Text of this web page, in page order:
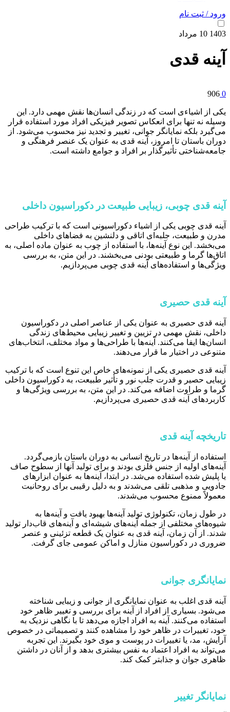
ورود / ثبت نام
1403
10 مرداد
آینه قدی
0
906
یکی از اشیاءی است که در زندگی انسان‌ها نقش مهمی دارد. این
وسیله نه تنها برای انعکاس تصویر فیزیکی افراد مورد استفاده قرار
می‌گیرد بلکه نمایانگر جوانی، تغییر و تجدید نیز محسوب می‌شود. از
دوران باستان تا امروز، آینه قدی به عنوان یک عنصر فرهنگی و
جامعه‌شناختی تأثیرگذار بر افراد و جوامع داشته است.
آینه قدی چوبی، زیبایی طبیعت در دکوراسیون داخلی
آینه قدی چوبی یکی از اشیاء دکوراسیونی است که با ترکیب طراحی
مدرن و طبیعت، جلبه‌ای اتاقی و دلنشین به فضاهای داخلی
می‌بخشد. این نوع آینه‌ها، با استفاده از چوب به عنوان ماده اصلی، به
اتاق‌ها گرما و طبیعتی بودنی می‌بخشند. در این متن، به بررسی
ویژگی‌ها و استفاده‌های آینه قدی چوبی می‌پردازیم.
آینه قدی حصیری
آینه‌ قدی حصیری به عنوان یکی از عناصر اصلی در دکوراسیون
داخلی، نقش مهمی در تزیین و تغییر زیبایی محیط‌های زندگی
انسان‌ها ایفا می‌کنند. آینه‌ها با طراحی‌ها و مواد مختلف، انتخاب‌های
متنوعی در اختیار ما قرار می‌دهند.
آینه قدی حصیری یکی از نمونه‌های خاص این تنوع است که با ترکیب
زیبایی حصیر و قدرت جلب نور و تأثیر طبیعت، به دکوراسیون داخلی
گرما و طراوت اضافه می‌کند. در این متن، به بررسی ویژگی‌ها و
کاربردهای آینه قدی حصیری می‌پردازیم.
تاریخچه آینه قدی
استفاده از آینه‌ها در تاریخ انسانی به دوران باستان بازمی‌گردد.
آینه‌های اولیه از جنس فلزی بودند و برای تولید آنها از سطوح صاف
یا پلیش شده استفاده می‌شد. در ابتدا، آینه‌ها به عنوان ابزارهای
جادویی و مذهبی تلقی می‌شدند و به دلیل رقیبی برای روحانیت
معمولاً ممنوع محسوب می‌شدند.
در طول زمان، تکنولوژی تولید آینه‌ها بهبود یافت و آینه‌ها به
شیوه‌های مختلفی از جمله آینه‌های شیشه‌ای و آینه‌های قاب‌دار تولید
شدند. از آن زمان، آینه قدی به عنوان یک قطعه تزئینی و عنصر
ضروری در دکوراسیون منازل و اماکن عمومی جای گرفت.
نمایانگری جوانی
آینه قدی اغلب به عنوان نمایانگری از جوانی و زیبایی شناخته
می‌شود. بسیاری از افراد از آینه برای بررسی و تغییر ظاهر خود
استفاده می‌کنند. آینه به افراد اجازه می‌دهد تا با نگاهی نزدیک به
خود، تغییرات در ظاهر خود را مشاهده کنند و تصمیماتی در خصوص
آرایش، مد، یا تغییرات در پوست و موی خود بگیرند. این تجربه
می‌تواند به افراد اعتماد به نفس بیشتری بدهد و از آنان در داشتن
ظاهری جوان و جذابتر کمک کند.
نمایانگر تغییر